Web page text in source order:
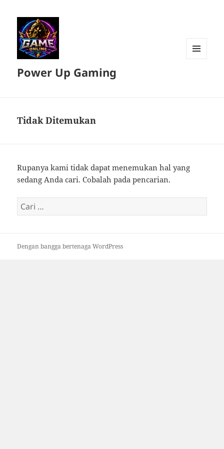
Power Up Gaming
Tidak Ditemukan
Rupanya kami tidak dapat menemukan hal yang
sedang Anda cari. Cobalah pada pencarian.
Cari
untuk:
Dengan bangga bertenaga WordPress